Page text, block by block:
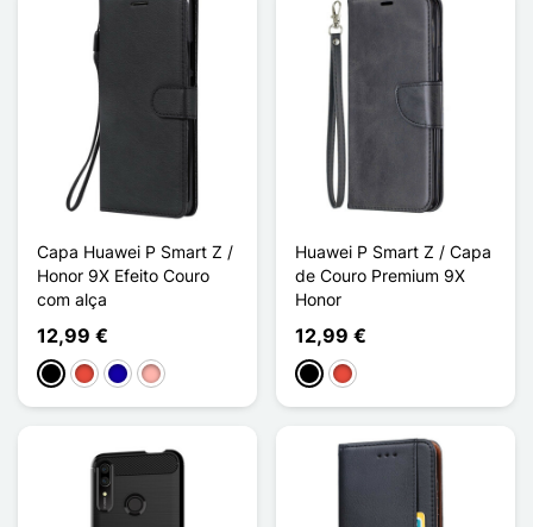
Capa Huawei P Smart Z /
Honor 9X Efeito Couro
com alça
12,99 €
PretoVermelhoAzul Escuro
Ouro rosa
Huawei P Smart Z / Capa
de Couro Premium 9X
Honor
12,99 €
PretoVermelho